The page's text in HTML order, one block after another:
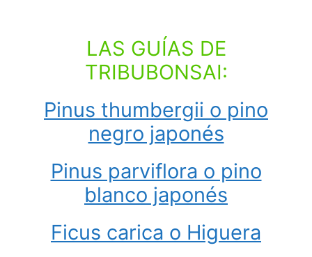
LAS GUÍAS DE
TRIBUBONSAI:
Pinus thumbergii o pino
negro japonés
Pinus parviflora o pino
blanco japonés
Ficus carica o Higuera